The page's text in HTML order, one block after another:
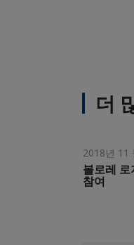
더
2018년 11
볼로레
참여